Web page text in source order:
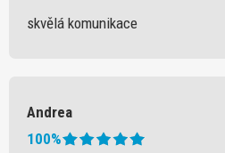
skvělá komunikace
Andrea
100%